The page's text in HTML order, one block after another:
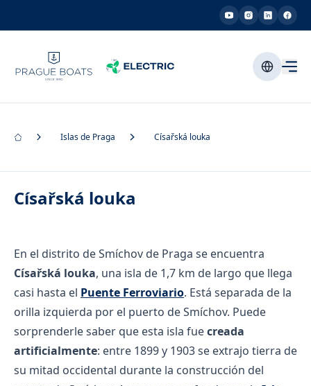
Islas de Praga Císařská louka
Císařská louka
En el distrito de Smíchov de Praga se encuentra
Císařská louka, una isla de 1,7 km de largo que llega
casi hasta el Puente Ferroviario. Está separada de la
orilla izquierda por el puerto de Smíchov. Puede
sorprenderle saber que esta isla fuecreada
artificialmente: entre 1899 y 1903 se extrajo tierra de
su mitad occidental durante la construcción del